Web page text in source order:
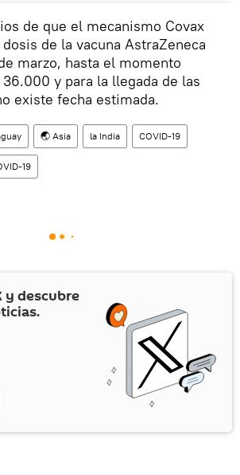
de que el mecanismo Covax
de la vacuna AstraZeneca
marzo, hasta el momento
y para la llegada de las
existe fecha estimada.
🌏 Asia la India COVID-19
19
y descubre